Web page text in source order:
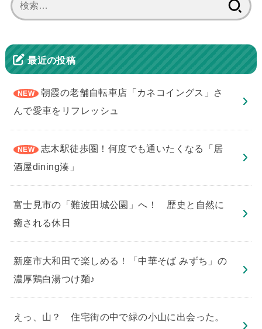
索:
最近の投稿
朝霞の老舗自転車店「カネコイングス」さ
んで愛車をリフレッシュ
志木駅徒歩圏！何度でも通いたくなる「居
酒屋dining湊」
​富士見市の「難波田城公園」へ！ 歴史と自然に
癒される休日
新座市大和田で楽しめる！「中華そば みずち」の
濃厚鶏白湯つけ麺♪
えっ、山？ 住宅街の中で緑の小山に出会った。